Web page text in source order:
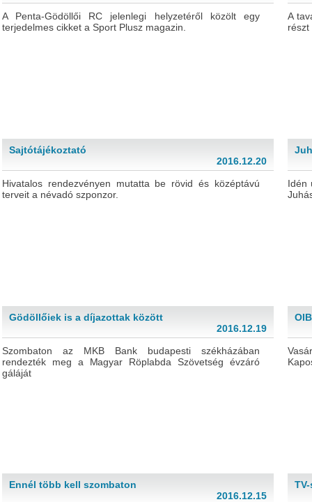
A Penta-Gödöllői RC jelenlegi helyzetéről közölt egy
terjedelmes cikket a Sport Plusz magazin.
A
részt
Sajtótájékoztató
2016.12.20
Hivatalos rendezvényen mutatta be rövid és középtávú
terveit a névadó szponzor.
Idén
Gödöllőiek is a díjazottak között
2016.12.19
Szombaton az MKB Bank budapesti székházában
rendezték meg a Magyar Röplabda Szövetség évzáró
gáláját
Ennél több kell szombaton
2016.12.15